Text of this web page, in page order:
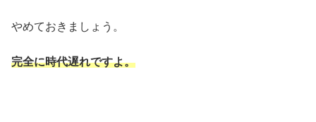
やめておきましょう。
完全に時代遅れですよ。